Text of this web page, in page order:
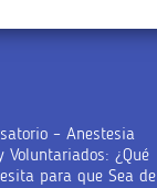
– Anestesia
Voluntariados: ¿Qué
para que Sea de